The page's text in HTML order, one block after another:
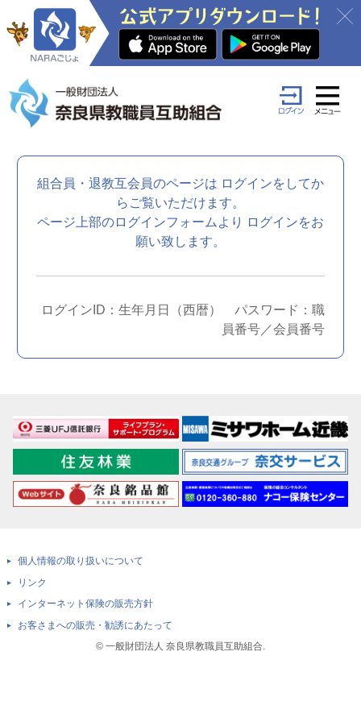
組合員・退教互会員のページは ログインをしてか
らご覧いただけます。
ページ上部のログインフォームより
ログインをお
願い致します。
ログインID：生年月日（西暦） パスワード：職
員番号／会員番号
個人情報の取り扱いについて
リンク
インターネット保険の販売方針
お客さまへの販売・勧誘にあたって
© 一般財団法人 奈良県教職員互助組合.